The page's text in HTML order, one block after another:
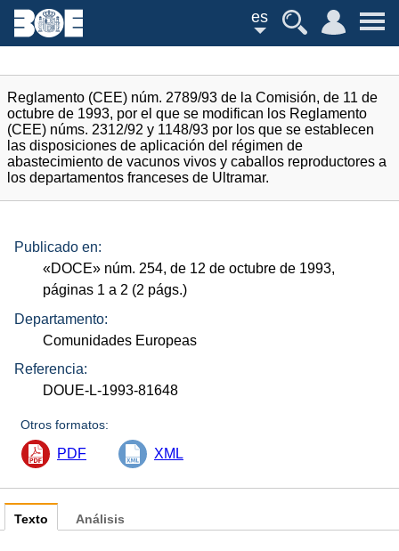
es
Reglamento (CEE) núm. 2789/93 de la Comisión, de 11 de
octubre de 1993, por el que se modifican los Reglamento
(CEE) núms. 2312/92 y 1148/93 por los que se establecen
las disposiciones de aplicación del régimen de
abastecimiento de vacunos vivos y caballos reproductores a
los departamentos franceses de Ultramar.
Publicado en:
«DOCE» núm. 254, de 12 de octubre de 1993,
páginas 1 a 2 (2 págs.)
Departamento:
Comunidades Europeas
Referencia:
DOUE-L-1993-81648
Otros formatos:
PDF XML
Texto Análisis